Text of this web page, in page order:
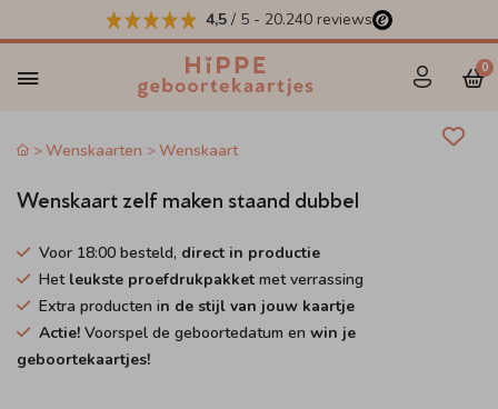
4,5 / 5 - 20.240 reviews
0
Wenskaarten Wenskaart
Wenskaart zelf maken staand dubbel
Voor 18:00 besteld, direct in productie
Het leukste proefdrukpakket met verrassing
Extra producten in de stijl van jouw kaartje
Actie! Voorspel de geboortedatum en win je
geboortekaartjes!